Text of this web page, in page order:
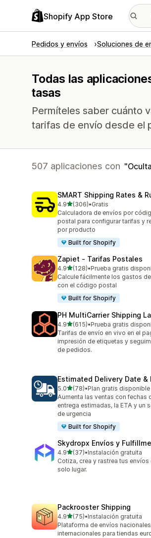
Shopify App Store
Pedidos y envíos Soluciones de
Todas las
tasas
Permíteles saber cuánto
tarifas de envío desde el
507 aplicaciones con
SMART Shipping Rates &
4.9de 5 estrellas
(306)
306 reseñas en total
•Gratis
Calculadora de envíos por
postal para configurar tarifas y
por producto
Built for Shopify
Zapiet ‑ Tarifas Postales
4.9de 5 estrellas
(128)
128 reseñas en total
•Prueba gratis
Calcule fácilmente los gastos
con el código postal
Built for Shopify
PH MultiCarrier Shipping
4.9de 5 estrellas
(615)
615 reseñas en total
•Prueba gratis
Tarifas de envío en vivo en el
impresión de etiquetas y
de pedidos.
Estimated Delivery Date &
5.0de 5 estrellas
(78)
78 reseñas en total
•Plan gratis disponible
Aumenta las ventas con fechas
entrega estimadas, la ETA y un
de urgencia
Built for Shopify
Skydropx Envíos y
4.9de 5 estrellas
(37)
37 reseñas en total
•Instalación gratuita
Cotiza, crea y rastrea tus envíos
solo lugar.
Packrooster Shipping
4.9de 5 estrellas
(75)
75 reseñas en total
•Instalación gratuita
Plataforma de envíos
internacionales para tiendas